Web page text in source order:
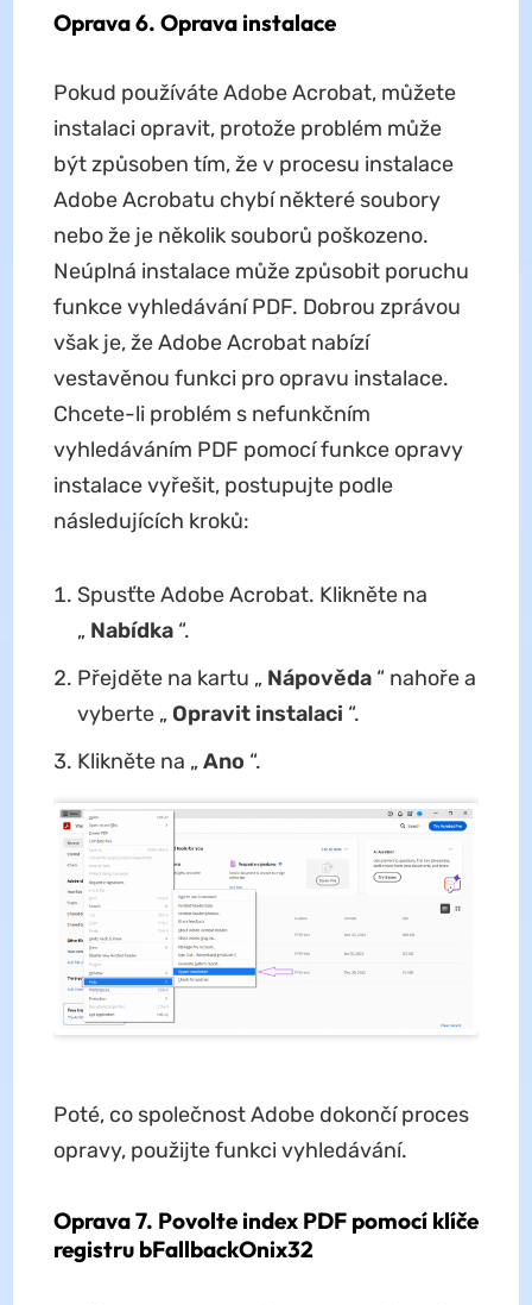
Oprava 6. Oprava instalace
Pokud používáte Adobe Acrobat, můžete
instalaci opravit, protože problém může
být způsoben tím, že v procesu instalace
Adobe Acrobatu chybí některé soubory
nebo že je několik souborů poškozeno.
Neúplná instalace může způsobit poruchu
funkce vyhledávání PDF. Dobrou zprávou
však je, že Adobe Acrobat nabízí
vestavěnou funkci pro opravu instalace.
Chcete-li problém s nefunkčním
vyhledáváním PDF pomocí funkce opravy
instalace vyřešit, postupujte podle
následujících kroků:
Spusťte Adobe Acrobat. Klikněte na
„ Nabídka“.
Přejděte na kartu „ Nápověda“ nahoře a
vyberte „ Opravit instalaci “.
Klikněte na „ Ano “.
Poté, co společnost Adobe dokončí proces
opravy, použijte funkci vyhledávání.
Oprava 7. Povolte index PDF pomocí klíče
registru bFallbackOnix32